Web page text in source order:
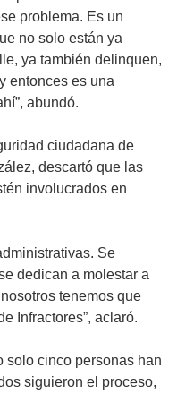
problema. Es un
no solo están ya
ya también delinquen,
entonces es una
abundó.
ciudadana de
descartó que las
involucrados en
Se
dedican a molestar a
tenemos que
Infractores”, aclaró.
solo cinco personas han
siguieron el proceso,